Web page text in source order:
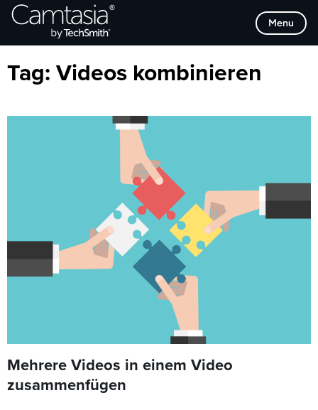
Direkt
zum
Menu
Browse Categories
Tag: Videos kombinieren
Mehrere Videos in einem Video
zusammenfügen